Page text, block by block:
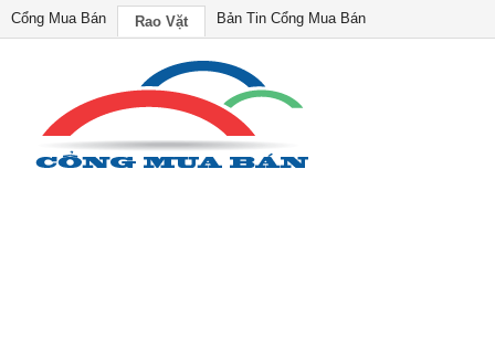
Cổng Mua Bán Rao Vặt Bản Tin Cổng Mua Bán